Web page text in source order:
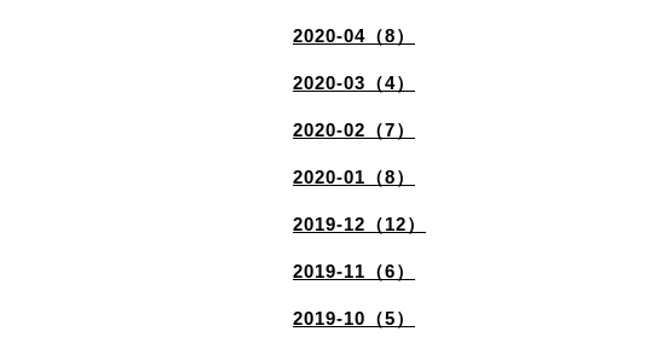
2020-04（8）
2020-03（4）
2020-02（7）
2020-01（8）
2019-12（12）
2019-11（6）
2019-10（5）